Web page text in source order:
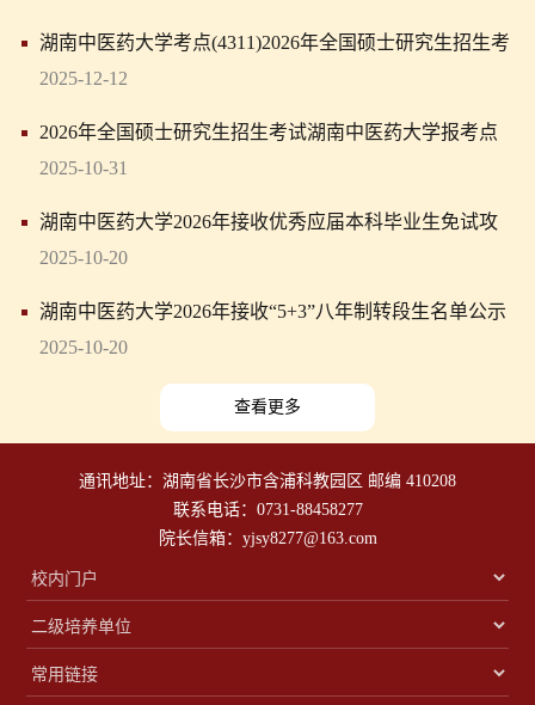
湖南中医药大学考点(4311)2026年全国硕士研究生招生考
试考生须知
2025-12-12
2026年全国硕士研究生招生考试湖南中医药大学报考点
（4311）网上确认公告
2025-10-31
湖南中医药大学2026年接收优秀应届本科毕业生免试攻
读研究生学位研究生名单公示
2025-10-20
湖南中医药大学2026年接收“5+3”八年制转段生名单公示
2025-10-20
查看更多
通讯地址：湖南省长沙市含浦科教园区 邮编 410208
联系电话：0731-88458277
院长信箱：yjsy8277@163.com